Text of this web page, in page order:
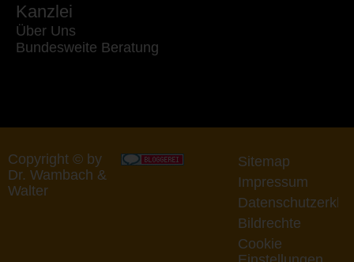
Kanzlei
Über Uns
Bundesweite Beratung
Copyright © by
Dr. Wambach &
Walter
Sitemap
Impressum
Bildrechte
Cookie